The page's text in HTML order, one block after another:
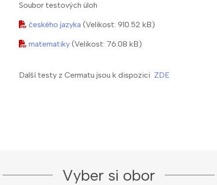
Soubor testových úloh
českého jazyka (Velikost: 910.52 kB)
matematiky (Velikost: 76.08 kB)
Další testy z Cermatu jsou k dispozici ZDE
Vyber si obor